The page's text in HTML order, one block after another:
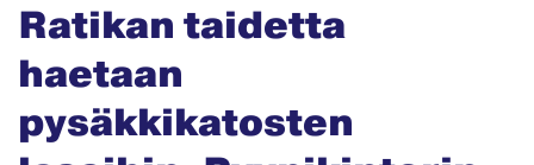
Ratikan taidetta
haetaan
pysäkkikatosten